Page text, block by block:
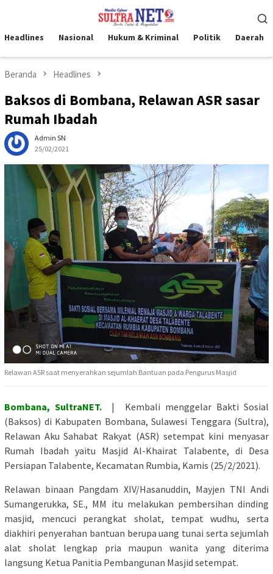
kontenMobile
Headlines Nasional Hukum & Kriminal Politik Daerah
Beranda Headlines
Baksos di Bombana, Relawan ASR sasar
Rumah Ibadah
Admin SN
25/02/2021
Relawan ASR saat menyerahkan sejumlah Bantuan pada Pengurus Masjid
Bombana, SultraNET.
| Kembali menggelar Bakti Sosial
(Baksos) di Kabupaten Bombana, Sulawesi Tenggara (Sultra),
Relawan Aku Sahabat Rakyat (ASR) setempat kini menyasar
Rumah Ibadah yaitu Masjid Al-Khairat Talabente, di Desa
Persiapan Talabente, Kecamatan Rumbia, Kamis (25/2/2021).
Relawan binaan Pangdam XIV/Hasanuddin, Mayjen TNI Andi
Sumangerukka, SE., MM itu melakukan pembersihan dinding
masjid, mencuci perangkat sholat, tempat wudhu, serta
diakhiri penyerahan bantuan berupa uang tunai serta sejumlah
alat sholat lengkap pria maupun wanita yang diterima
langsung Ketua Panitia Pembangunan Masjid setempat.